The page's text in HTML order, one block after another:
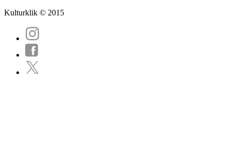
Kulturklik © 2015